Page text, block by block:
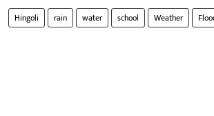
Hingoli rain water school Weather